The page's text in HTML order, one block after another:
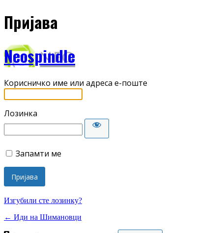
Пријава
Neospindle
Корисничко име или адреса е-поште
Лозинка
Запамти ме
Изгубили сте лозинку?
← Иди на Шимановци